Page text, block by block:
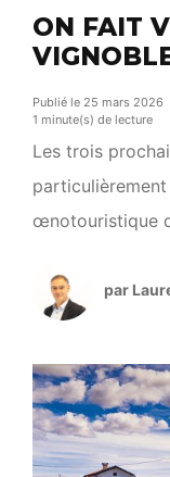
ON FAIT
Publié le 25 mars 2026
1 minute(s) de lecture
Les trois
œnotouristique
convivialité au
mai, la fête du
l’occasion d’un
Ce rendez-
par